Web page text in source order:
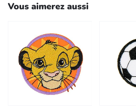
Vous aimerez aussi